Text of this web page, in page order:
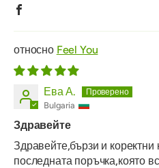
Feel You
Ева А.
Bulgaria
Здравейте
Здравейте,бързи и
последната поръчка,която